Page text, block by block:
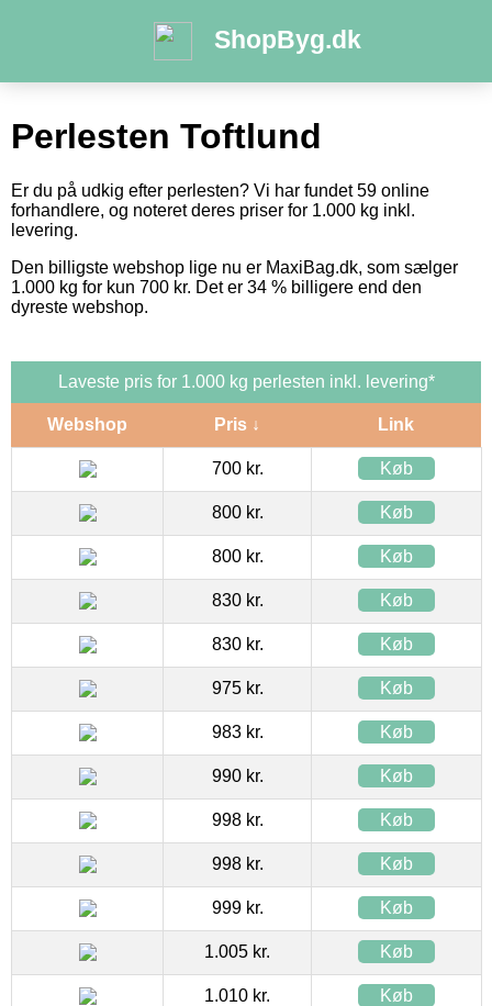
ShopByg.dk
Perlesten Toftlund
Er du på udkig efter perlesten? Vi har fundet 59 online
forhandlere, og noteret deres priser for 1.000 kg inkl.
levering.
Den billigste webshop lige nu er MaxiBag.dk, som sælger
1.000 kg for kun 700 kr. Det er 34 % billigere end den
dyreste webshop.
Laveste pris for 1.000 kg perlesten inkl. levering*
Webshop Pris ↓ Link
700 kr. Køb
800 kr. Køb
800 kr. Køb
830 kr. Køb
830 kr. Køb
975 kr. Køb
983 kr. Køb
990 kr. Køb
998 kr. Køb
998 kr. Køb
999 kr. Køb
1.005 kr. Køb
1.010 kr. Køb